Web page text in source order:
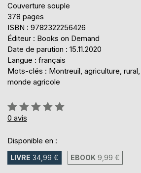
Couverture souple
378 pages
ISBN : 9782322256426
Éditeur : Books on Demand
Date de parution : 15.11.2020
Langue : français
Mots-clés : Montreuil, agriculture,
monde agricole
Évaluation:
0%
0 avis
Disponible en :
LIVRE 34,99 € EBOOK 9,99 €